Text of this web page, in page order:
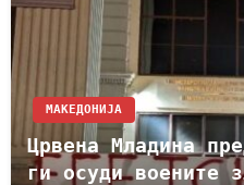
МАКЕДОНИЈА
Црвена Младина
ги осуди воените